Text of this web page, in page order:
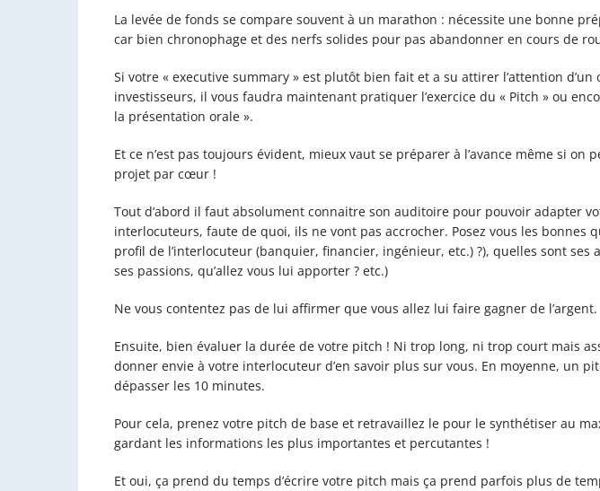
La levée de fonds se compare souvent à un marathon : nécessite une bonne
car bien chronophage et des nerfs solides pour pas abandonner en cours de
Si votre « executive summary » est plutôt bien fait et a su attirer l’attention d’un
investisseurs, il vous faudra maintenant pratiquer l’exercice du « Pitch » ou
la présentation orale ».
Et ce n’est pas toujours évident, mieux vaut se préparer à l’avance même si on
projet par cœur !
Tout d’abord il faut absolument connaitre son auditoire pour pouvoir adapter
interlocuteurs, faute de quoi, ils ne vont pas accrocher. Posez vous les bonnes
profil de l’interlocuteur (banquier, financier, ingénieur, etc.) ?), quelles sont ses
ses passions, qu’allez vous lui apporter ? etc.)
Ne vous contentez pas de lui affirmer que vous allez lui faire gagner de l’argent.
Ensuite, bien évaluer la durée de votre pitch ! Ni trop long, ni trop court mais
donner envie à votre interlocuteur d’en savoir plus sur vous. En moyenne, un
dépasser les 10 minutes.
Pour cela, prenez votre pitch de base et retravaillez le pour le synthétiser au
gardant les informations les plus importantes et percutantes !
Et oui, ça prend du temps d’écrire votre pitch mais ça prend parfois plus de